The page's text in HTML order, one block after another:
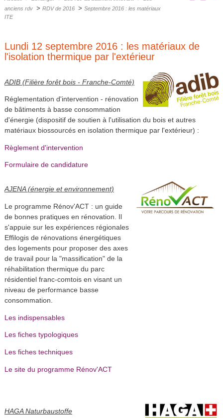
anciens rdv > RDV de 2016 > Septembre 2016 : les matériaux
ITE
Lundi 12 septembre 2016 : les matériaux de
l'isolation thermique par l'extérieur
ADIB (Filière forêt bois - Franche-Comté)
Réglementation d'intervention - rénovation
de bâtiments à basse consommation
d'énergie (dispositif de soutien à l'utilisation du bois et autres
matériaux biossourcés en isolation thermique par l'extérieur) :
Règlement d'intervention
Formulaire de candidature
AJENA (énergie et environnement)
Le programme Rénov'ACT : un guide
de bonnes pratiques en rénovation. Il
s'appuie sur les expériences régionales
Effilogis de rénovations énergétiques
des logements pour proposer des axes
de travail pour la "massification" de la
réhabilitation thermique du parc
résidentiel franc-comtois en visant un
niveau de performance basse
consommation.
Les indispensables
Les fiches typologiques
Les fiches techniques
Le site du programme Rénov'ACT
HAGA Naturbaustoffe